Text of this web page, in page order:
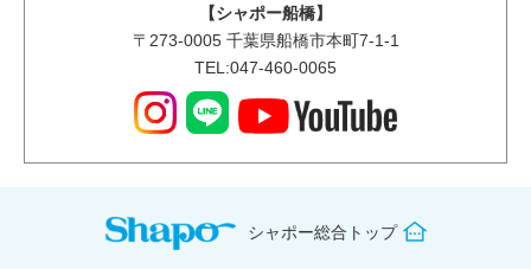
【シャポー船橋】
〒 273-0005千葉県船橋市本町7-1-1
TEL:047-460-0065
シャポー総合トップ